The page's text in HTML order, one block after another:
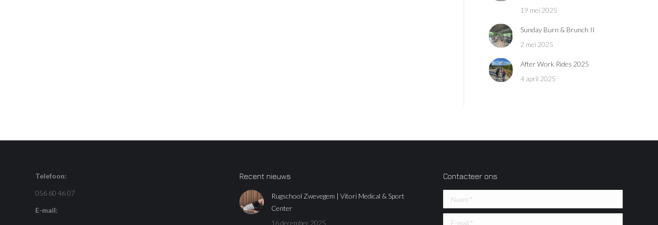
19 mei 2025
Sunday Burn & Brunch II
2 mei 2025
After Work Rides 2025
4 april 2025
Telefoon:
056 60 46 07
E-mail:
Recent nieuws
Rugschool Zwevegem | Vitori Medical & Sport
Center
16 december 2025
Contacteer ons
Naam *
E-mail *